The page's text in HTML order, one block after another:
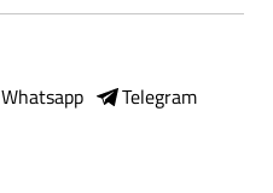
Whatsapp
Telegram